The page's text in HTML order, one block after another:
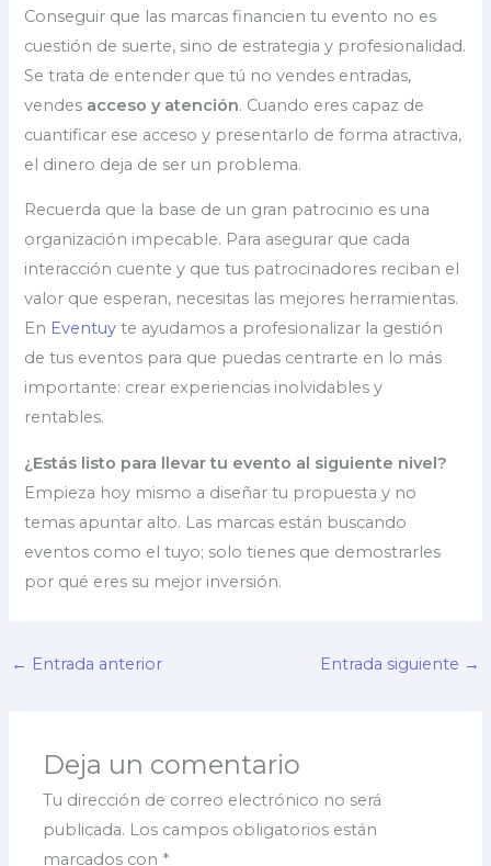
Conseguir que las marcas financien tu evento no es
cuestión de suerte, sino de estrategia y profesionalidad.
Se trata de entender que tú no vendes entradas,
vendes acceso y atención. Cuando eres capaz de
cuantificar ese acceso y presentarlo de forma atractiva,
el dinero deja de ser un problema.
Recuerda que la base de un gran patrocinio es una
organización impecable. Para asegurar que cada
interacción cuente y que tus patrocinadores reciban el
valor que esperan, necesitas las mejores herramientas.
En Eventuy te ayudamos a profesionalizar la gestión
de tus eventos para que puedas centrarte en lo más
importante: crear experiencias inolvidables y
rentables.
¿Estás listo para llevar tu evento al siguiente nivel?
Empieza hoy mismo a diseñar tu propuesta y no
temas apuntar alto. Las marcas están buscando
eventos como el tuyo; solo tienes que demostrarles
por qué eres su mejor inversión.
← Entrada anterior Entrada siguiente →
Deja un comentario
Tu dirección de correo electrónico no será
publicada. Los campos obligatorios están
marcados con *